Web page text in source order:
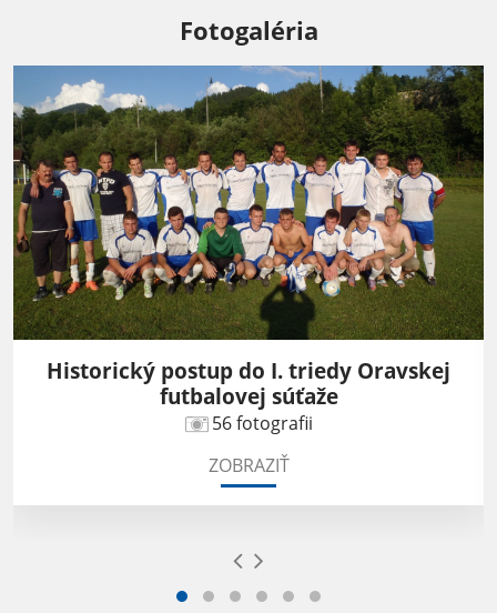
Fotogaléria
Historický postup do I. triedy Oravskej
futbalovej súťaže
56 fotografii
ZOBRAZIŤ